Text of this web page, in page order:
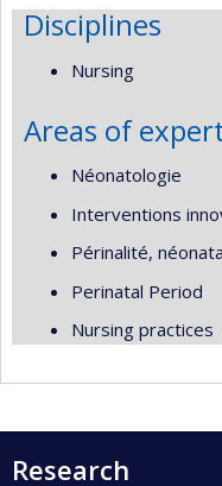
Disciplines
Nursing
Areas of
Néonatologie
Interventions
Périnalité,
Perinatal Period
Nursing practices
Research